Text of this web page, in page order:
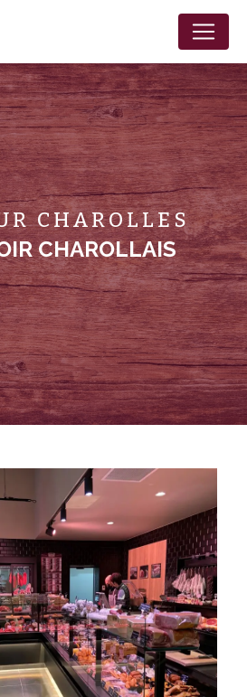
CHAROLLES
CHAROLLAIS